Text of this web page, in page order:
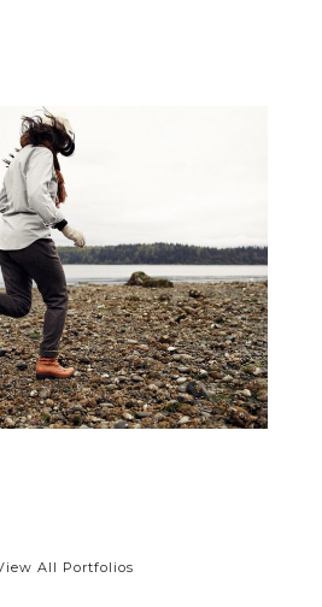
photographies ne sont pas libres de droits
All Portfolios